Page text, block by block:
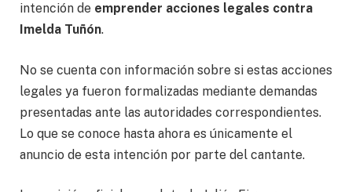
intención de emprender acciones legales contra
Imelda Tuñón.
No se cuenta con información sobre si estas acciones
legales ya fueron formalizadas mediante demandas
presentadas ante las autoridades correspondientes.
Lo que se conoce hasta ahora es únicamente el
anuncio de esta intención por parte del cantante.